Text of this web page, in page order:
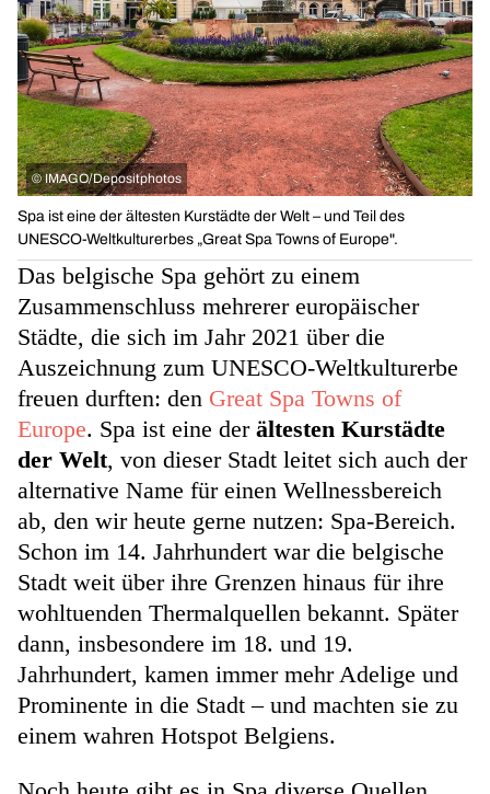
© IMAGO/Depositphotos
Spa ist eine der ältesten Kurstädte der Welt – und Teil des
UNESCO-Weltkulturerbes „Great Spa Towns of Europe".
Das belgische Spa gehört zu einem
Zusammenschluss mehrerer europäischer
Städte, die sich im Jahr 2021 über die
Auszeichnung zum UNESCO-Weltkulturerbe
freuen durften: den Great Spa Towns of
Europe. Spa ist eine der ältesten Kurstädte
der Welt, von dieser Stadt leitet sich auch der
alternative Name für einen Wellnessbereich
ab, den wir heute gerne nutzen: Spa-Bereich.
Schon im 14. Jahrhundert war die belgische
Stadt weit über ihre Grenzen hinaus für ihre
wohltuenden Thermalquellen bekannt. Später
dann, insbesondere im 18. und 19.
Jahrhundert, kamen immer mehr Adelige und
Prominente in die Stadt – und machten sie zu
einem wahren Hotspot Belgiens.